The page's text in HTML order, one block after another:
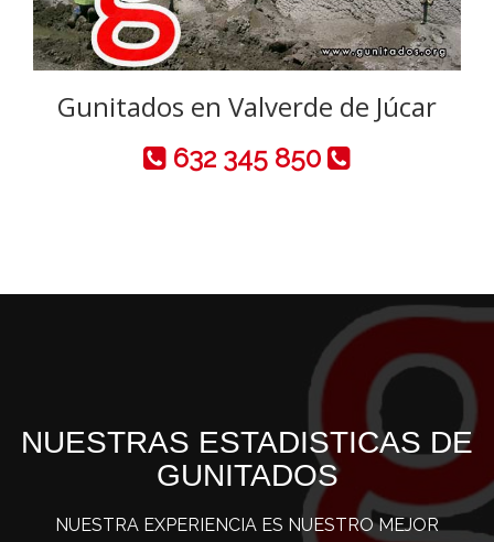
Gunitados en Valverde de Júcar
632 345 850
NUESTRAS ESTADISTICAS DE
GUNITADOS
NUESTRA EXPERIENCIA ES NUESTRO MEJOR